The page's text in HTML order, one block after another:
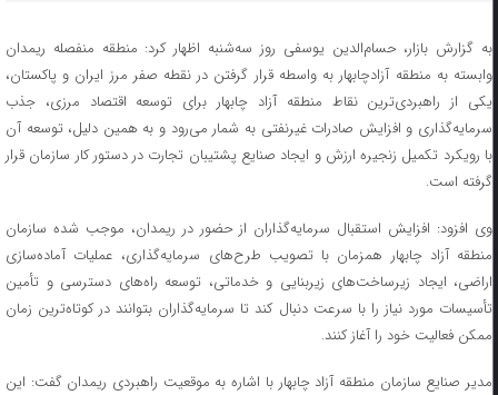
به گزارش بازار، حسام‌الدین یوسفی روز سه‌شنبه اظهار کرد: منطقه منفصله ریمدان
وابسته به منطقه آزادچابهار به واسطه قرار گرفتن در نقطه صفر مرز ایران و پاکستان،
یکی از راهبردی‌ترین نقاط منطقه آزاد چابهار برای توسعه اقتصاد مرزی، جذب
سرمایه‌گذاری و افزایش صادرات غیرنفتی به شمار می‌رود و به همین دلیل، توسعه آن
با رویکرد تکمیل زنجیره ارزش و ایجاد صنایع پشتیبان تجارت در دستور کار سازمان قرار
گرفته است.
وی افزود: افزایش استقبال سرمایه‌گذاران از حضور در ریمدان، موجب شده سازمان
منطقه آزاد چابهار همزمان با تصویب طرح‌های سرمایه‌گذاری، عملیات آماده‌سازی
اراضی، ایجاد زیرساخت‌های زیربنایی و خدماتی، توسعه راه‌های دسترسی و تأمین
تأسیسات مورد نیاز را با سرعت دنبال کند تا سرمایه‌گذاران بتوانند در کوتاه‌ترین زمان
ممکن فعالیت خود را آغاز کنند.
مدیر صنایع سازمان منطقه آزاد چابهار با اشاره به موقعیت راهبردی ریمدان گفت: این